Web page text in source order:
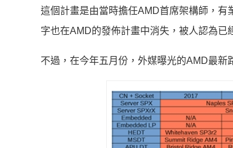
這個計畫是由當時擔任AMD首席架構師，
字也在AMD的發佈計畫中消失，被人認為已
不過，在今年五月份，外媒曝光的AMD最新